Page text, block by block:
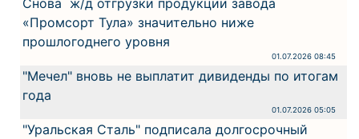
«Промсорт Тула» значительно ниже
прошлогоднего уровня
01.07.2026 08:45
"Мечел" вновь не выплатит дивиденды по итогам
года
01.07.2026 05:05
"Уральская Сталь" подписала долгосрочный